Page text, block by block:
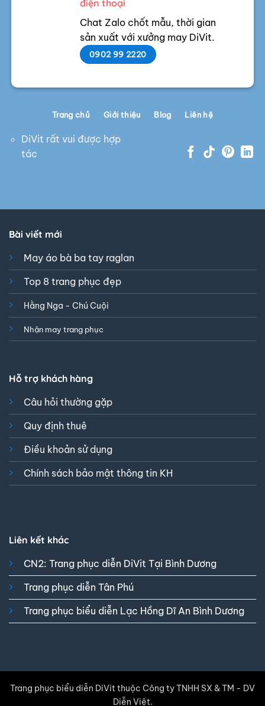
điện thoại
Chat Zalo chốt mẫu, thời gian
sản xuất với xưởng may DiVit.
0902 99 2220
DiVit rất vui được hợp
tác
Trang chủ Giới thiệu Blog Liên hệ
Bài viết mới
May áo bà ba tay raglan
Top 8 trang phục đẹp
Hằng Nga - Chú Cuội
Nhận may trang phục
Hỗ trợ khách hàng
Câu hỏi thường gặp
Quy định thuê
Điều khoản sử dụng
Chính sách bảo mật thông tin KH
Liên kết khác
CN2: Trang phục diễn DiVit Tại Bình Dương
Trang phục diễn Tân Phú
Trang phục biểu diễn Lạc Hồng Dĩ An Bình Dương
Trang phục biểu diễn DiVit thuộc Công ty TNHH SX & TM - DV
Diễn Việt.